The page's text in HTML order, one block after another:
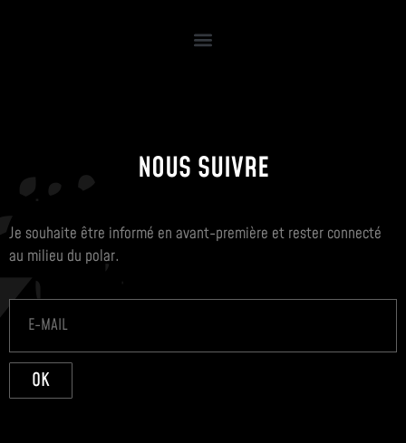
NOUS SUIVRE
Je souhaite être informé en avant-première et rester connecté
au milieu du polar.
OK